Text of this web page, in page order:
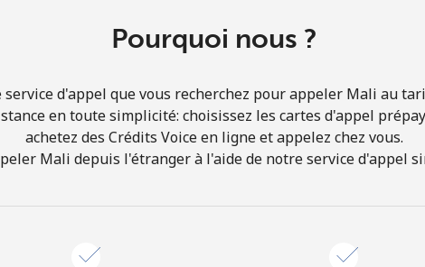
S'inscrire
Bonjour!
Pourquoi nous ?
d'appel que vous recherchez pour appeler Mali au
en toute simplicité: choisissez les cartes d'appel
achetez des Crédits Voice en ligne et appelez chez vous.
Mali depuis l'étranger à l'aide de notre service d'appel